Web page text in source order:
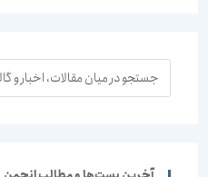
جستجو